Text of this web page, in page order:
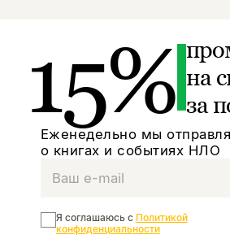
15% на
за
Еженедельно мы
о книгах и событиях НЛО
Я соглашаюсь с Политикой
конфиденциальности